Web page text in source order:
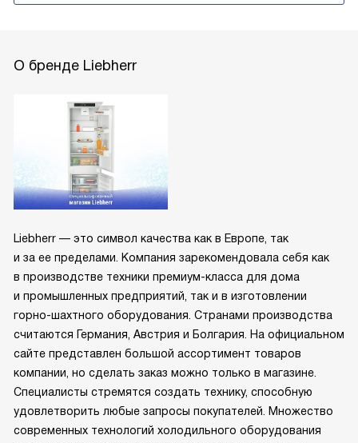
О бренде Liebherr
Liebherr — это символ качества как в Европе, так
и за ее пределами. Компания зарекомендовала себя как
в производстве техники премиум-класса для дома
и промышленных предприятий, так и в изготовлении
горно-шахтного оборудования. Странами производства
считаются Германия, Австрия и Болгария. На официальном
сайте представлен большой ассортимент товаров
компании, но сделать заказ можно только в магазине.
Специалисты стремятся создать технику, способную
удовлетворить любые запросы покупателей. Множество
современных технологий холодильного оборудования